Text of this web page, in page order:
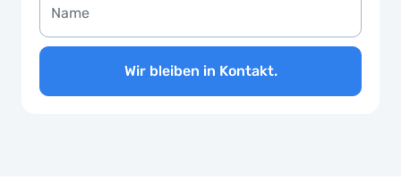
Wir bleiben in Kontakt.